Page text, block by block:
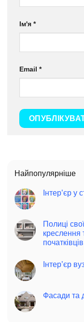
Ім'я *
Email *
Найпопулярніше
Інтер’єр у
Полиці
креслення
Інтер’єр
Фасади та